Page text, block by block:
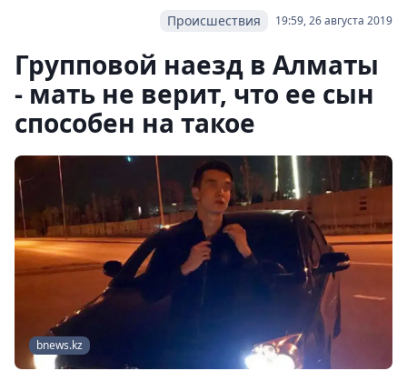
19:59, 26 августа 2019
Происшествия
Групповой наезд в Алматы
- мать не верит, что ее сын
способен на такое
bnews.kz